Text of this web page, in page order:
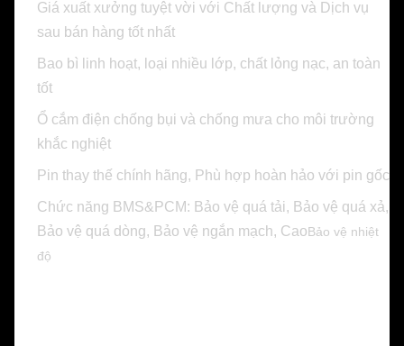
Giá xuất xưởng tuyệt vời với Chất lượng và Dịch vụ
sau bán hàng tốt nhất
Bao bì linh hoạt, loại nhiều lớp, chất lỏng nạc, an toàn
tốt
Ổ cắm điện chống bụi và chống mưa cho môi trường
khắc nghiệt
​​Pin thay thế chính hãng, Phù hợp hoàn hảo với pin gốc
Chức năng BMS&PCM: Bảo vệ quá tải, Bảo vệ quá xả,
Bảo vệ quá dòng, Bảo vệ ngắn mạch, CaoBảo vệ nhiệt
độ